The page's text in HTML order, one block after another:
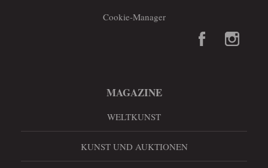
Cookie-Manager
MAGAZINE
WELTKUNST
KUNST UND AUKTIONEN